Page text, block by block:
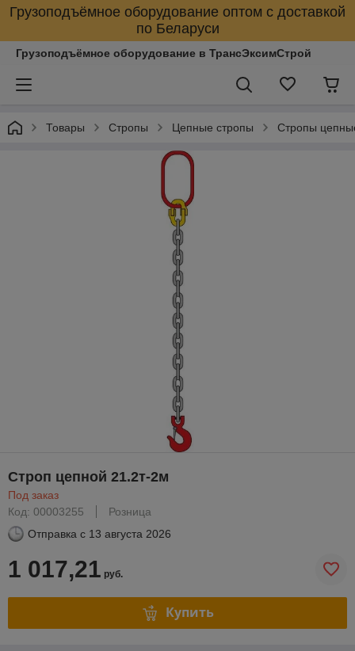
Грузоподъёмное оборудование оптом с доставкой
по Беларуси
Грузоподъёмное оборудование в ТрансЭксимСтрой
Товары Стропы Цепные стропы Стропы
Строп цепной 21.2т-2м
Под заказ
Код: 00003255
Розница
Отправка с 13 августа 2026
1 017,21 руб.
Купить